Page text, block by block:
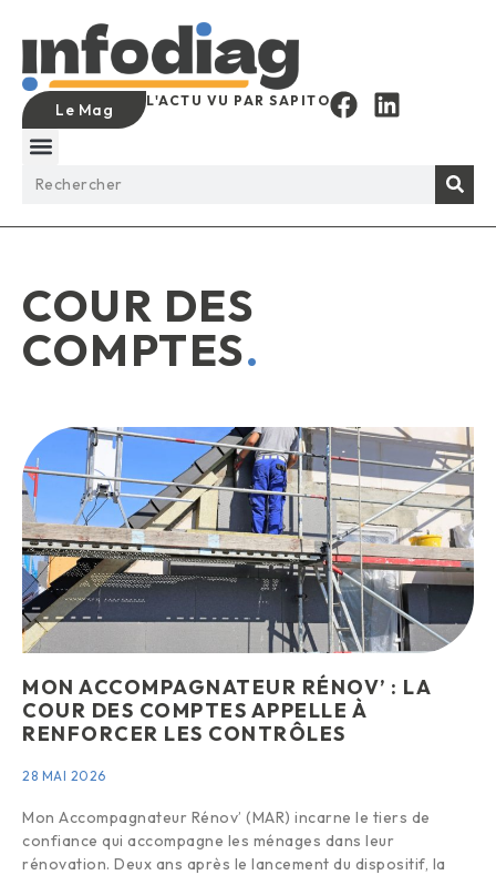
Le Mag L'ACTU VU PAR SAPITO
COUR DES
COMPTES.
MON ACCOMPAGNATEUR RÉNOV’ : LA
COUR DES COMPTES APPELLE À
RENFORCER LES CONTRÔLES
28 MAI 2026
Mon Accompagnateur Rénov’ (MAR) incarne le tiers de
confiance qui accompagne les ménages dans leur
rénovation. Deux ans après le lancement du dispositif, la